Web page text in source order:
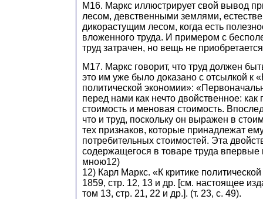
М16. Маркс иллюстрирует свой вывод
лесом, девственными землями,
дикорастущим лесом, когда есть
вложенного труда. И примером с
труд затрачен, но вещь не
М17. Маркс говорит, что труд должен
это им уже было доказано с отсылкой к
политической экономии»:
перед нами как нечто двойственное: как
стоимость и меновая стоимость.
что и труд, поскольку он выражен в
тех признаков, которые принадлежат
потребительных стоимостей. Эта
содержащегося в товаре труда впервые
мною12)
12) Карл Маркс. «К критике
1859, стр. 12, 13 и др. [см. настоящее
том 13, стр. 21, 22 и др.]. (т. 23, с. 49).